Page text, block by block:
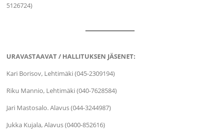
5126724)
URAVASTAAVAT / HALLITUKSEN JÄSENET:
Kari Borisov, Lehtimäki (045-2309194)
Riku Mannio, Lehtimäki (040-7628584)
Jari Mastosalo. Alavus (044-3244987)
Jukka Kujala, Alavus (0400-852616)